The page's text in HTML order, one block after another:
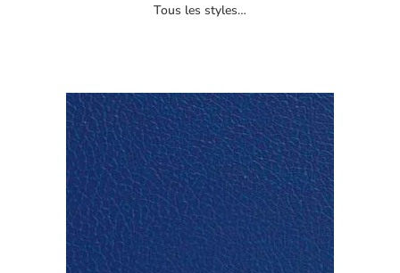
Tous les styles…